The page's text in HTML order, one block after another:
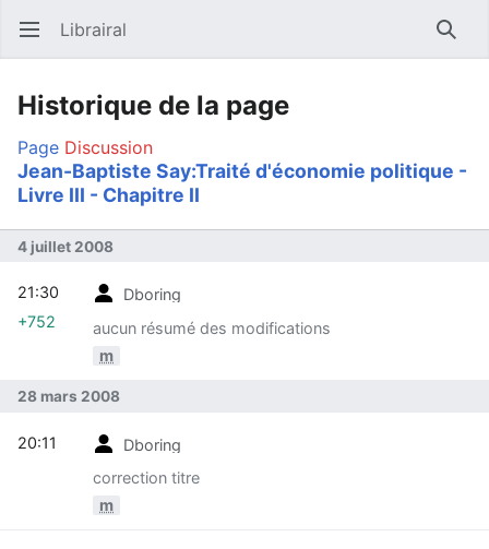
Ouvrir le menu principal Librairal
Historique de la page
Page Discussion
Jean-Baptiste Say:Traité d'économie politique -
Livre III - Chapitre II
4 juillet 2008
Dboring
aucun résumé des modifications
m
21:30
+752
28 mars 2008
Dboring
correction titre
m
20:11